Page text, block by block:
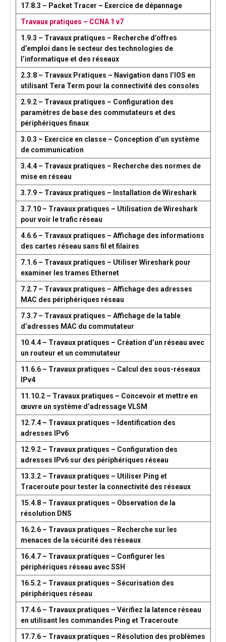
17.8.3 – Packet Tracer – Exercice de dépannage
Travaux pratiques – CCNA 1 v7
1.9.3 – Travaux pratiques – Recherche d’offres
d’emploi dans le secteur des technologies de
l’informatique et des réseaux
2.3.8 – Travaux Pratiques – Navigation dans l’IOS en
utilisant Tera Term pour la connectivité des consoles
2.9.2 – Travaux pratiques – Configuration des
paramètres de base des commutateurs et des
périphériques finaux
3.0.3 – Exercice en classe – Conception d’un système
de communication
3.4.4 – Travaux pratiques – Recherche des normes de
mise en réseau
3.7.9 – Travaux pratiques – Installation de Wireshark
3.7.10 – Travaux pratiques – Utilisation de Wireshark
pour voir le trafic réseau
4.6.6 – Travaux pratiques – Affichage des informations
des cartes réseau sans fil et filaires
7.1.6 – Travaux pratiques – Utiliser Wireshark pour
examiner les trames Ethernet
7.2.7 – Travaux pratiques – Affichage des adresses
MAC des périphériques réseau
7.3.7 – Travaux pratiques – Affichage de la table
d’adresses MAC du commutateur
10.4.4 – Travaux pratiques – Création d’un réseau avec
un routeur et un commutateur
11.6.6 – Travaux pratiques – Calcul des sous-réseaux
IPv4
11.10.2 – Travaux pratiques – Concevoir et mettre en
œuvre un système d’adressage VLSM
12.7.4 – Travaux pratiques – Identification des
adresses IPv6
12.9.2 – Travaux pratiques – Configuration des
adresses IPv6 sur des périphériques réseau
13.3.2 – Travaux pratiques – Utiliser Ping et
Traceroute pour tester la connectivité des réseaux
15.4.8 – Travaux pratiques – Observation de la
résolution DNS
16.2.6 – Travaux pratiques – Recherche sur les
menaces de la sécurité des réseaux
16.4.7 – Travaux pratiques – Configurer les
périphériques réseau avec SSH
16.5.2 – Travaux pratiques – Sécurisation des
périphériques réseau
17.4.6 – Travaux pratiques – Vérifiez la latence réseau
en utilisant les commandes Ping et Traceroute
17.7.6 – Travaux pratiques – Résolution des problèmes